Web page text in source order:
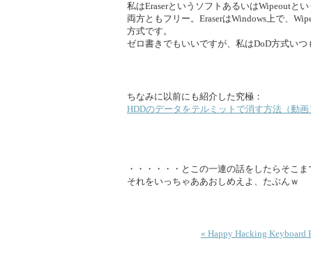
私はEraserというソフトあるいはWipeoutとい
両方ともフリー。EraserはWindows上で、
方式です。
ゼロ書きでもいいですが、私はDoD方式いつ
ちなみに以前にも紹介した究極：
HDDのデータをテルミットで消す方法（動画
・・・・・・とこの一連の話をしたらそこ
それをいっちゃああおしめえよ、たぶんｗ
« Happy Hacking Keyboard